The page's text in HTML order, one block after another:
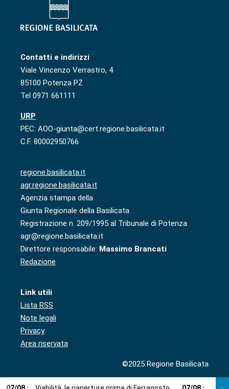
Contatti e indirizzi
Viale Vincenzo Verrastro, 4
85100 Potenza PZ
Tel 0971 661111
URP
PEC: AOO-giunta@cert.regione.basilicata.it
C.F. 80002950766
regione.basilicata.it
agr.regione.basilicata.it
Agenzia stampa della
Giunta Regionale della Basilicata
Registrazione n. 209/1995 al Tribunale di Potenza
agr@regione.basilicata.it
Direttore responsabile: Massimo Brancati
Redazione
Link utili
Lista RSS
Note legali
Privacy
Area riservata
©2025 Regione Basilicata